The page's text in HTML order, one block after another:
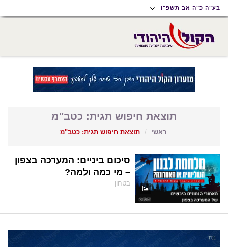
תפריט
נגישות
תפריט
ראשי
תוכן
ראשי
בע"ה כ"ה אב תשפ"ו
תוצאת חיפוש תגית: כטב"מ
ראשי תוצאת חיפוש תגית: כטב"מ
סיכום ביניים: המערכה בצפון
– מי כמה ולמה?
בטחון